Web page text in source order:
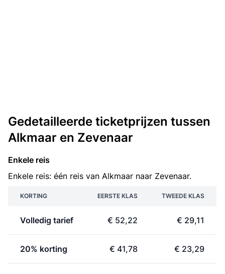
Gedetailleerde ticketprijzen tussen
Alkmaar en Zevenaar
Enkele reis
Enkele reis: één reis van Alkmaar naar Zevenaar.
KORTING EERSTE KLAS TWEEDE KLAS
Volledig tarief € 52,22 € 29,11
20% korting € 41,78 € 23,29